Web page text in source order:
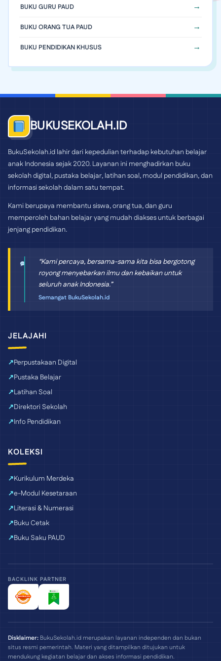
BUKU GURU PAUD
BUKU ORANG TUA PAUD
BUKU PENDIDIKAN KHUSUS
BUKUSEKOLAH.ID
BukuSekolah.id lahir dari kepedulian terhadap kebutuhan belajar
anak Indonesia sejak 2020. Layanan ini menghadirkan buku
sekolah digital, pustaka belajar, latihan soal, modul pendidikan, dan
informasi sekolah dalam satu tempat.
Kami berupaya membantu siswa, orang tua, dan guru
memperoleh bahan belajar yang mudah diakses untuk berbagai
jenjang pendidikan.
“Kami percaya, bersama-sama kita bisa bergotong
royong menyebarkan ilmu dan kebaikan untuk
seluruh anak Indonesia.”
Semangat BukuSekolah.id
JELAJAHI
Perpustakaan Digital
Pustaka Belajar
Latihan Soal
Direktori Sekolah
Info Pendidikan
KOLEKSI
Kurikulum Merdeka
e-Modul Kesetaraan
Literasi & Numerasi
Buku Cetak
Buku Saku PAUD
BACKLINK PARTNER
Disklaimer: BukuSekolah.id merupakan layanan independen dan bukan
situs resmi pemerintah. Materi yang ditampilkan ditujukan untuk
mendukung kegiatan belajar dan akses informasi pendidikan.